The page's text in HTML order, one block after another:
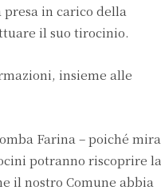
in carico della
il suo tirocinio.
insieme alle
Farina – poiché mira
potranno riscoprire la
il nostro Comune abbia